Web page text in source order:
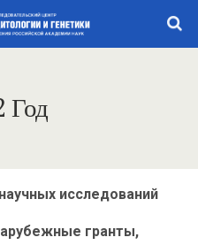
Год
исследований
гранты,